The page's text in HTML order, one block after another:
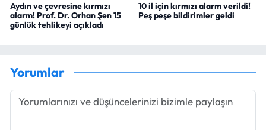
Aydın ve çevresine kırmızı
alarm! Prof. Dr. Orhan Şen 15
günlük tehlikeyi açıkladı
10 il için kırmızı alarm verildi!
Peş peşe bildirimler geldi
Yorumlar